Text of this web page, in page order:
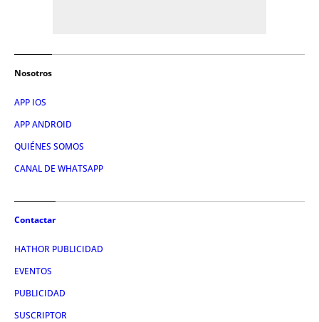
Nosotros
APP IOS
APP ANDROID
QUIÉNES SOMOS
CANAL DE WHATSAPP
Contactar
HATHOR PUBLICIDAD
EVENTOS
PUBLICIDAD
SUSCRIPTOR